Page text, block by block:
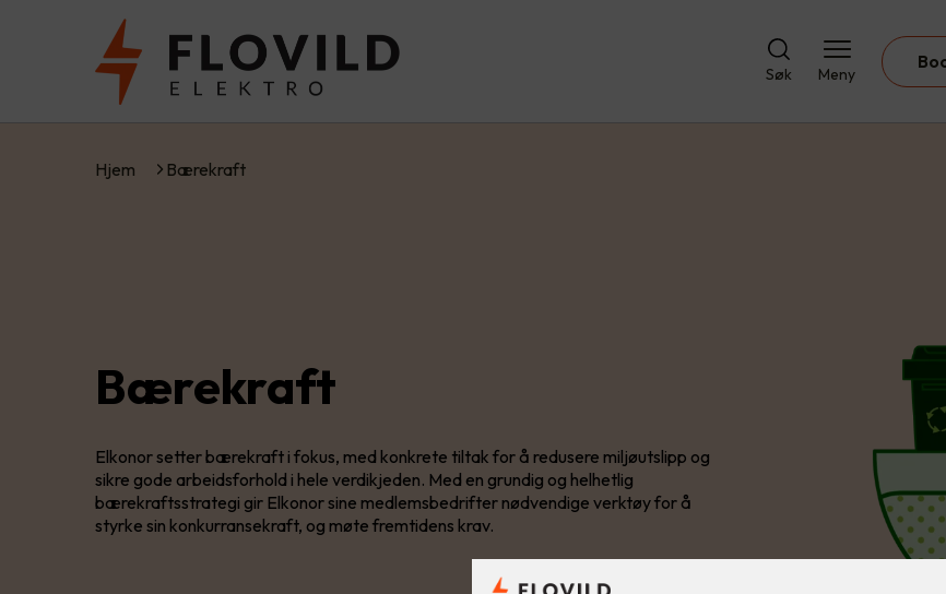
Søk Meny
Hjem Bærekraft
Bærekraft
Elkonor setter bærekraft i fokus, med konkrete tiltak for å redusere miljøutslipp og
sikre gode arbeidsforhold i hele verdikjeden. Med en grundig og helhetlig
bærekraftsstrategi gir Elkonor sine medlemsbedrifter nødvendige verktøy for å
styrke sin konkurransekraft, og møte fremtidens krav.